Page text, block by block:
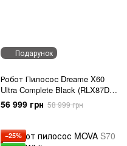
Подарунок
Робот Пилосос Dreame X60
Ultra Complete Black (RLX87DE-
bl)
56 999 грн 58 999 грн
−25%